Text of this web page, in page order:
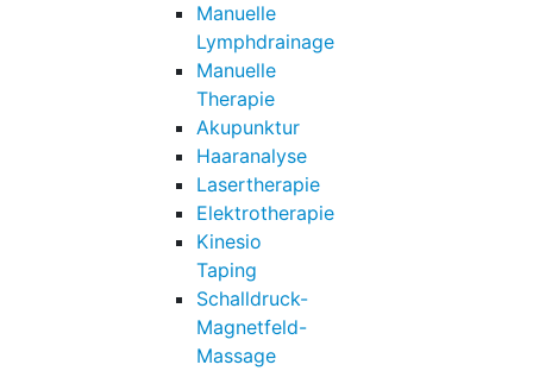
Manuelle
Lymphdrainage
Manuelle
Therapie
Akupunktur
Haaranalyse
Lasertherapie
Elektrotherapie
Kinesio
Taping
Schalldruck-
Magnetfeld-
Massage